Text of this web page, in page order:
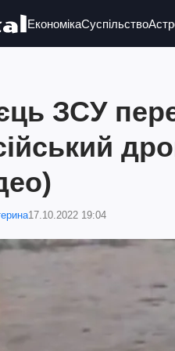
ЕкономікаСуспільство
ЗСУ
17.10.2022 19:04